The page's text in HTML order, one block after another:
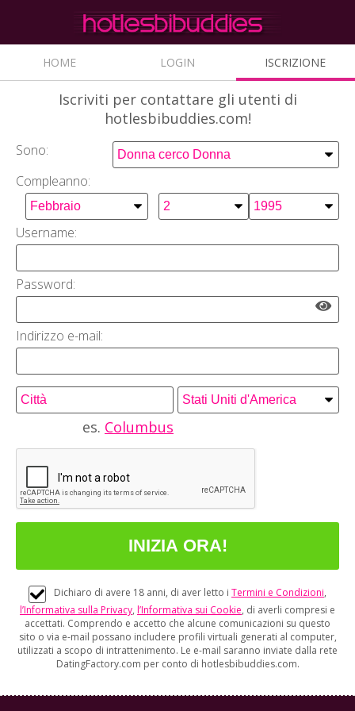
HOME LOGIN ISCRIZIONE
Iscriviti per contattare gli utenti di
hotlesbibuddies.com!
Sono:
Compleanno:
Username:
Password:
Indirizzo e-mail:
es. Columbus
Dichiaro di avere 18 anni, di aver letto i Termini e Condizioni,
l’Informativa sulla Privacy, l’Informativa sui Cookie, di averli compresi e
accettati. Comprendo e accetto che alcune comunicazioni su questo
sito o via e-mail possano includere profili virtuali generati al computer,
utilizzati a scopo di intrattenimento. Le e-mail saranno inviate dalla rete
DatingFactory.com per conto di hotlesbibuddies.com.